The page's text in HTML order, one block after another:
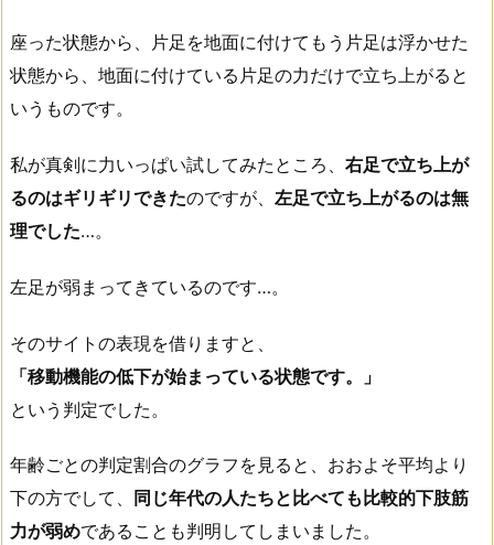
座った状態から、片足を地面に付けてもう片足は浮かせた
状態から、地面に付けている片足の力だけで立ち上がると
いうものです。
私が真剣に力いっぱい試してみたところ、 右足で立ち上が
るのはギリギリできたのですが、 左足で立ち上がるのは無
理でした…。
左足が弱まってきているのです…。
そのサイトの表現を借りますと、
「移動機能の低下が始まっている状態です。」
という判定でした。
年齢ごとの判定割合のグラフを見ると、おおよそ平均より
下の方でして、
同じ年代の人たちと比べても比較的下肢筋
力が弱めであることも判明してしまいました。